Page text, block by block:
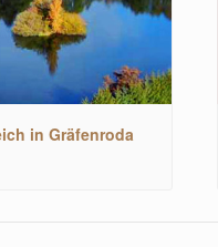
in Gräfenroda